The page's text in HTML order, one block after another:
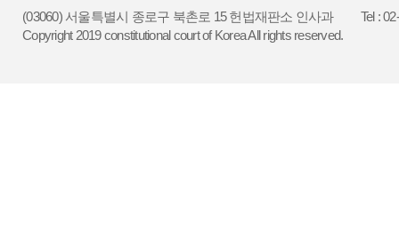
(03060) 서울특별시 종로구 북촌로 15 헌법재판소 인사과
Tel :
Copyright 2019 constitutional court of Korea All rights reserved.